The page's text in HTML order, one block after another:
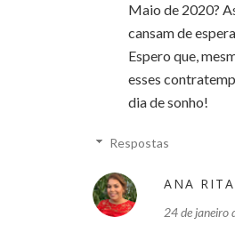
Maio de 2020?
cansam de
Espero que,
esses
dia de sonho!
Respostas
ANA
24 de janeiro